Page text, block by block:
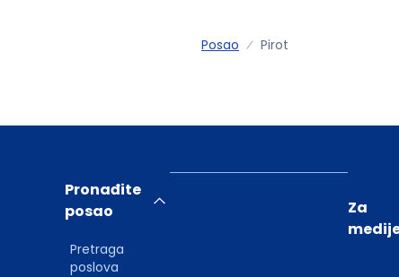
Posao Pirot
Pronađite
posao
Pretraga
poslova
Za